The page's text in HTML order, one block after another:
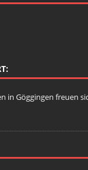
in Göggingen freuen